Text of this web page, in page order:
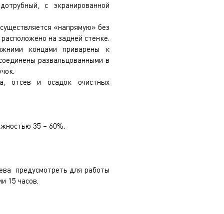
с экранированной
«напрямую» без
на задней стенке.
концами приварены к
развальцованными в
отсев и осадок очистных
35 – 60%.
предусмотреть для работы
15 часов.